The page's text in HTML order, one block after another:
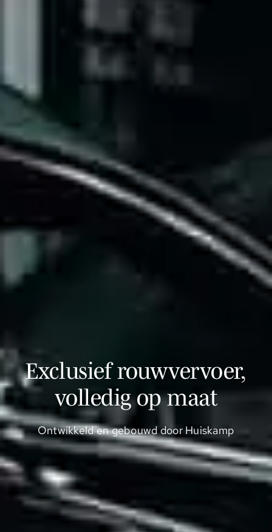
Exclusief rouwvervoer,
volledig op maat
Ontwikkeld en gebouwd door Huiskamp